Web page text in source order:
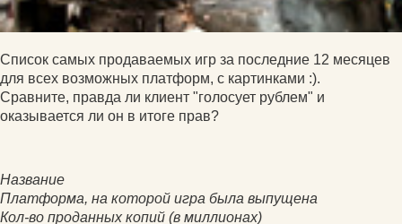
Список самых продаваемых игр за последние 12 месяцев
для всех возможных платформ, с картинками :).
Сравните, правда ли клиент "голосует рублем" и
оказывается ли он в итоге прав?
Название
Платформа, на которой игра была выпущена
Кол-во проданных копий (в миллионах)